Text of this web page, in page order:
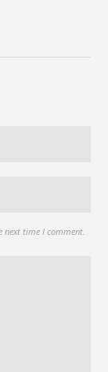
next time I comment.